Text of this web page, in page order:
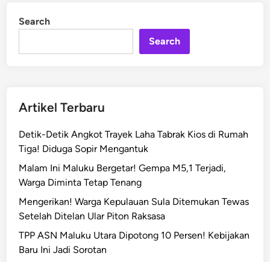
Search
Search
Artikel Terbaru
Detik-Detik Angkot Trayek Laha Tabrak Kios di Rumah
Tiga! Diduga Sopir Mengantuk
Malam Ini Maluku Bergetar! Gempa M5,1 Terjadi,
Warga Diminta Tetap Tenang
Mengerikan! Warga Kepulauan Sula Ditemukan Tewas
Setelah Ditelan Ular Piton Raksasa
TPP ASN Maluku Utara Dipotong 10 Persen! Kebijakan
Baru Ini Jadi Sorotan